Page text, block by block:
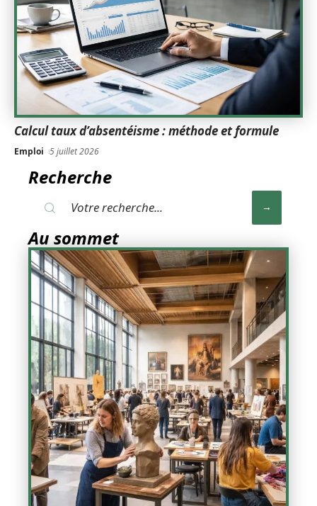
Calcul taux d’absentéisme : méthode et formule
Emploi 5 juillet 2026
Recherche
Au sommet